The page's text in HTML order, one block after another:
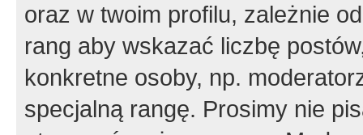
oraz w twoim profilu, zależnie
rang aby wskazać liczbę
konkretne osoby, np.
specjalną rangę. Prosimy nie